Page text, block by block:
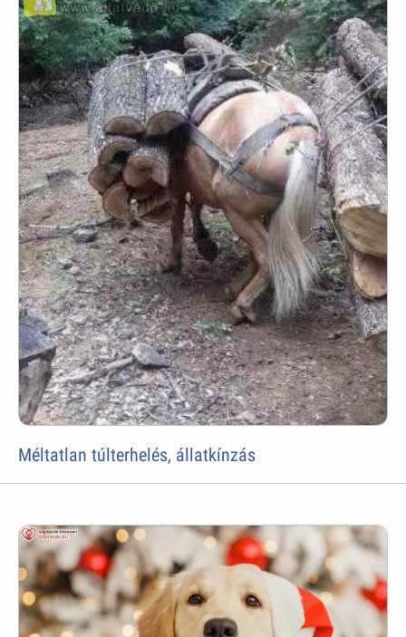
Méltatlan túlterhelés, állatkínzás